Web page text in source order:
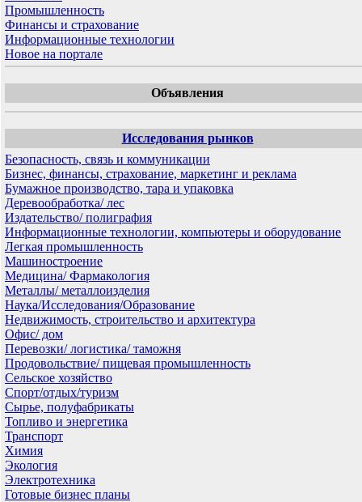
Промышленность
Финансы и страхование
Информационные технологии
Новое на портале
Объявления
Исследования рынков
Безопасность, связь и коммуникации
Бизнес, финансы, страхование, маркетинг и реклама
Бумажное производство, тара и упаковка
Деревообработка/ лес
Издательство/ полиграфия
Информационные технологии, компьютеры и оборудование
Легкая промышленность
Машиностроение
Медицина/ Фармакология
Металлы/ металлоизделия
Наука/Исследования/Образование
Недвижимость, строительство и архитектура
Офис/ дом
Перевозки/ логистика/ таможня
Продовольствие/ пищевая промышленность
Сельское хозяйство
Спорт/отдых/туризм
Сырье, полуфабрикаты
Топливо и энергетика
Транспорт
Химия
Экология
Электротехника
Готовые бизнес планы